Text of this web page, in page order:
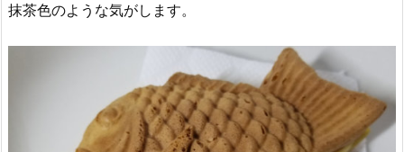
抹茶色のような気がします。